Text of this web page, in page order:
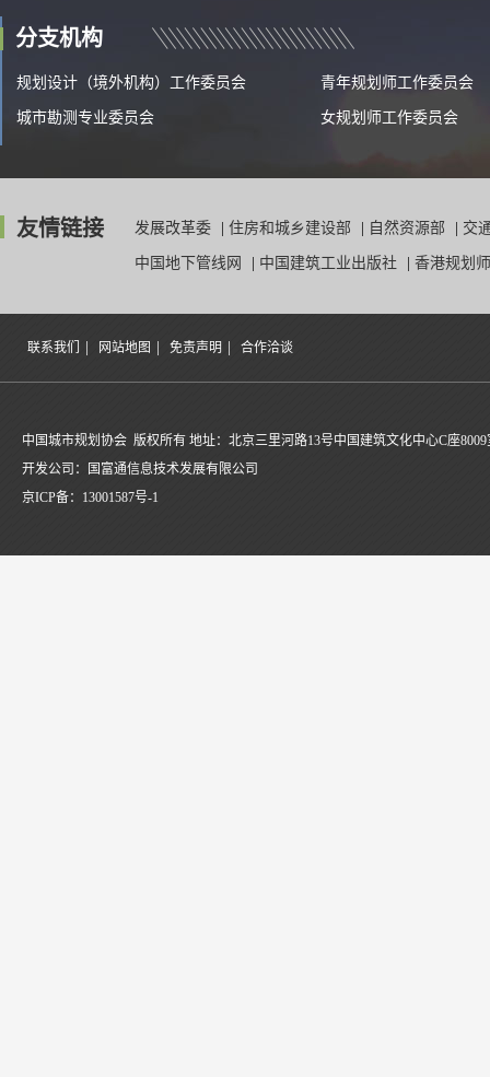
分支机构
规划设计（境外机构）工作委员会 青年规划师工作委员会
城市勘测专业委员会 女规划师工作委员会
友情链接 发展改革委 住房和城乡建设部 自然资源部 交
中国地下管线网 中国建筑工业出版社 香港规划
联系我们 网站地图 免责声明 合作洽谈
中国城市规划协会 版权所有 地址：北京三里河路13号中国建筑文化中心C座8009
开发公司：国富通信息技术发展有限公司
京ICP备： 13001587号-1